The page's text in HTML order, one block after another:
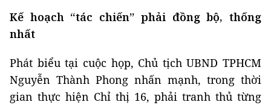
Kế hoạch “tác chiến” phải đồng bộ, thống
nhất
Phát biểu tại cuộc họp, Chủ tịch UBND TPHCM
Nguyễn Thành Phong nhấn mạnh, trong thời
gian thực hiện Chỉ thị 16, phải tranh thủ từng